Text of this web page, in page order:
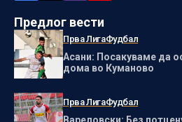
Предлог вести
Прва ЛигаФудбал
Асани: Посакуваме да
дома во Куманово
Прва ЛигаФудбал